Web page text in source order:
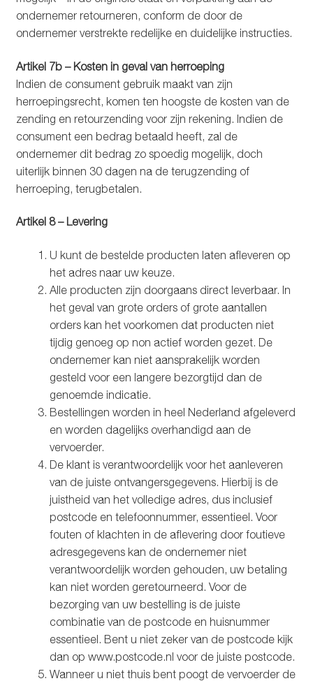
ondernemer retourneren, conform de door de
ondernemer verstrekte redelijke en duidelijke instructies.
Artikel 7b – Kosten in geval van herroeping
Indien de consument gebruik maakt van zijn
herroepingsrecht, komen ten hoogste de kosten van de
zending en retourzending voor zijn rekening. Indien de
consument een bedrag betaald heeft, zal de
ondernemer dit bedrag zo spoedig mogelijk, doch
uiterlijk binnen 30 dagen na de terugzending of
herroeping, terugbetalen.
Artikel 8 – Levering
U kunt de bestelde producten laten afleveren op
het adres naar uw keuze.
Alle producten zijn doorgaans direct leverbaar. In
het geval van grote orders of grote aantallen
orders kan het voorkomen dat producten niet
tijdig genoeg op non actief worden gezet. De
ondernemer kan niet aansprakelijk worden
gesteld voor een langere bezorgtijd dan de
genoemde indicatie.
Bestellingen worden in heel Nederland afgeleverd
en worden dagelijks overhandigd aan de
vervoerder.
De klant is verantwoordelijk voor het aanleveren
van de juiste ontvangersgegevens. Hierbij is de
juistheid van het volledige adres, dus inclusief
postcode en telefoonnummer, essentieel. Voor
fouten of klachten in de aflevering door foutieve
adresgegevens kan de ondernemer niet
verantwoordelijk worden gehouden, uw betaling
kan niet worden geretourneerd. Voor de
bezorging van uw bestelling is de juiste
combinatie van de postcode en huisnummer
essentieel. Bent u niet zeker van de postcode kijk
dan op www.postcode.nl voor de juiste postcode.
Wanneer u niet thuis bent poogt de vervoerder de